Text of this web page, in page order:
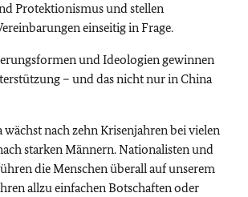
Protektionismus und stellen
einseitig in Frage.
und Ideologien gewinnen
– und das nicht nur in China
nach zehn Krisenjahren bei vielen
starken Männern. Nationalisten und
die Menschen überall auf unserem
allzu einfachen Botschaften oder